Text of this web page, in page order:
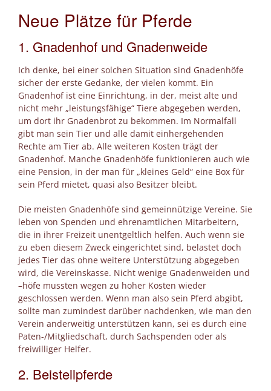
Neue Plätze für Pferde
1. Gnadenhof und Gnadenweide
Ich denke, bei einer solchen Situation sind Gnadenhöfe
sicher der erste Gedanke, der vielen kommt. Ein
Gnadenhof ist eine Einrichtung, in der, meist alte und
nicht mehr „leistungsfähige“ Tiere abgegeben werden,
um dort ihr Gnadenbrot zu bekommen. Im Normalfall
gibt man sein Tier und alle damit einhergehenden
Rechte am Tier ab. Alle weiteren Kosten trägt der
Gnadenhof. Manche Gnadenhöfe funktionieren auch wie
eine Pension, in der man für „kleines Geld“ eine Box für
sein Pferd mietet, quasi also Besitzer bleibt.
Die meisten Gnadenhöfe sind gemeinnützige Vereine. Sie
leben von Spenden und ehrenamtlichen Mitarbeitern,
die in ihrer Freizeit unentgeltlich helfen. Auch wenn sie
zu eben diesem Zweck eingerichtet sind, belastet doch
jedes Tier das ohne weitere Unterstützung abgegeben
wird, die Vereinskasse. Nicht wenige Gnadenweiden und
–höfe mussten wegen zu hoher Kosten wieder
geschlossen werden. Wenn man also sein Pferd abgibt,
sollte man zumindest darüber nachdenken, wie man den
Verein anderweitig unterstützen kann, sei es durch eine
Paten-/Mitgliedschaft, durch Sachspenden oder als
freiwilliger Helfer.
2. Beistellpferde